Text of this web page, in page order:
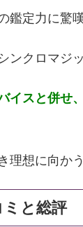
鑑定力に驚
ンクロマジ
イスと併せ
理想に向か
ミと総評